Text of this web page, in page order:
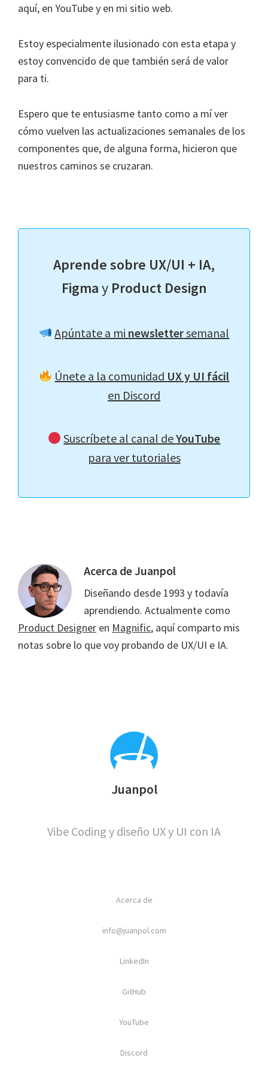
aquí, en YouTube y en mi sitio web.
Estoy especialmente ilusionado con esta etapa y
estoy convencido de que también será de valor
para ti.
Espero que te entusiasme tanto como a mí ver
cómo vuelven las actualizaciones semanales de los
componentes que, de alguna forma, hicieron que
nuestros caminos se cruzaran.
Aprende sobre UX/UI + IA,
Figmay Product Design
Apúntate a mi newslettersemanal
Únete a la comunidad UX y UI fácil
en Discord
Suscríbete al canal deYouTube
para ver tutoriales
Acerca deJuanpol
Diseñando desde 1993 y todavía
aprendiendo. Actualmente como
Product Designer en Magnific, aquí comparto mis
notas sobre lo que voy probando de UX/UI e IA.
Juanpol
Vibe Coding y diseño UX y UI con IA
Acerca de
info@juanpol.com
LinkedIn
GitHub
YouTube
Discord